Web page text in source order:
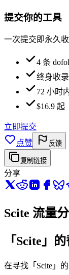
提交你的工具
一次提交即永久
4 条
终身收录
72 小时
$16.9 起
立即提交
点赞
反馈
复制链接
分享
Scite 流量
「Scite」
在寻找「Scite」